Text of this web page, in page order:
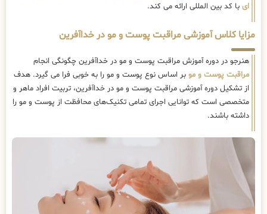
ای با کد بین المللی ارائه می کند.
مزایا کلاس آموزشی مراقبت پوست و مو در خداآفرین
هنرجو در دوره آموزش مراقبت پوست و مو در خداآفرین چگونگی انجام
مراقبت پوست و مو بر اساس نوع پوست و مو را به خوبی فرا می گیرد. هدف
از تشکیل دوره آموزشی مراقبت پوست و مو در خداآفرین، تربیت افراد ماهر و
متخصصی است که توانایی اجرای تمامی تکنیک‌های محافظت از پوست و مو را
داشته باشند.